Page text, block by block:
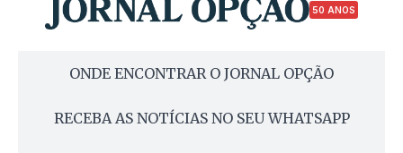
50 ANOS
ONDE ENCONTRAR O JORNAL OPÇÃO
RECEBA AS NOTÍCIAS NO SEU WHATSAPP